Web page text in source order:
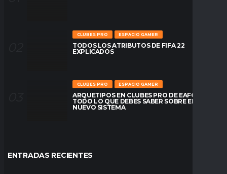
CLUBES PRO ESPACIO GAMER
TODOS LOS ATRIBUTOS DE FIFA 22
EXPLICADOS
CLUBES PRO ESPACIO GAMER
ARQUETIPOS EN CLUBES PRO DE EAFC26:
TODO LO QUE DEBES SABER SOBRE EL
NUEVO SISTEMA
ENTRADAS RECIENTES